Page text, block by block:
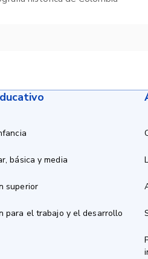
básica y media
superior
para el trabajo y el desarrollo